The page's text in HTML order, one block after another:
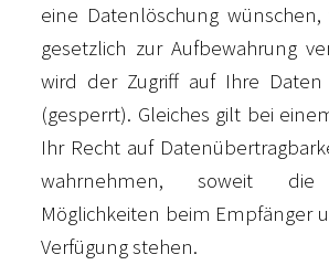
eine Datenlöschung
gesetzlich zur Aufbewahrung
wird der Zugriff auf Ihre Daten
(gesperrt). Gleiches gilt bei
Ihr Recht auf
wahrnehmen, soweit die
Möglichkeiten beim Empfänger
Verfügung stehen.